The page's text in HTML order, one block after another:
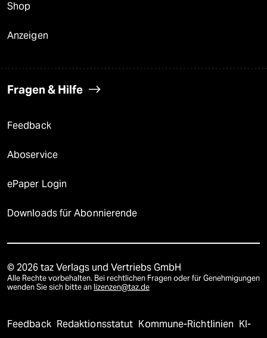
Shop
Anzeigen
Fragen & Hilfe
Feedback
Aboservice
ePaper Login
Downloads für Abonnierende
© 2026 taz Verlags und Vertriebs GmbH
Alle Rechte vorbehalten. Bei rechtlichen Fragen oder für Genehmigungen
wenden Sie sich bitte an lizenzen@taz.de
Feedback Redaktionsstatut Kommune-Richtlinien KI-